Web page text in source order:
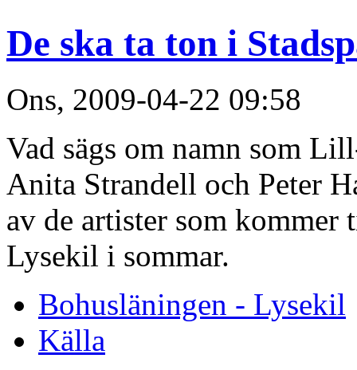
De ska ta ton i
Ons, 2009-04-22 09:58
Vad sägs om namn som
Anita Strandell och Peter
av de artister som kommer
Lysekil i sommar.
Bohusläningen - Lysekil
Källa